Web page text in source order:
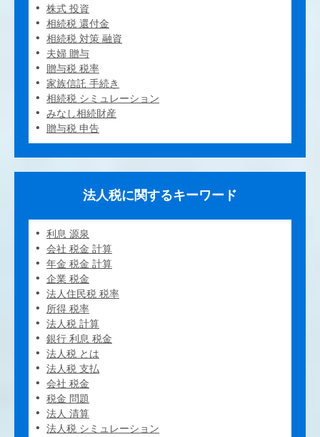
株式 投資
相続税 還付金
相続税 対策 融資
夫婦 贈与
贈与税 税率
家族信託 手続き
相続税 シミュレーション
みなし相続財産
贈与税 申告
法人税に関するキーワード
利息 源泉
会社 税金 計算
年金 税金 計算
企業 税金
法人住民税 税率
所得 税率
法人税 計算
銀行 利息 税金
法人税 とは
法人税 支払
会社 税金
税金 問題
法人 清算
法人税 シミュレーション